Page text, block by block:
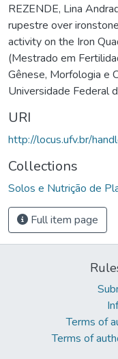
REZENDE, Lina
rupestre over
activity on the Iron
(Mestrado em
Gênese, Morfologia e
Universidade Federal
URI
http://locus.ufv.br/
Collections
Solos e Nutrição de
Full item page
Terms of
Terms of